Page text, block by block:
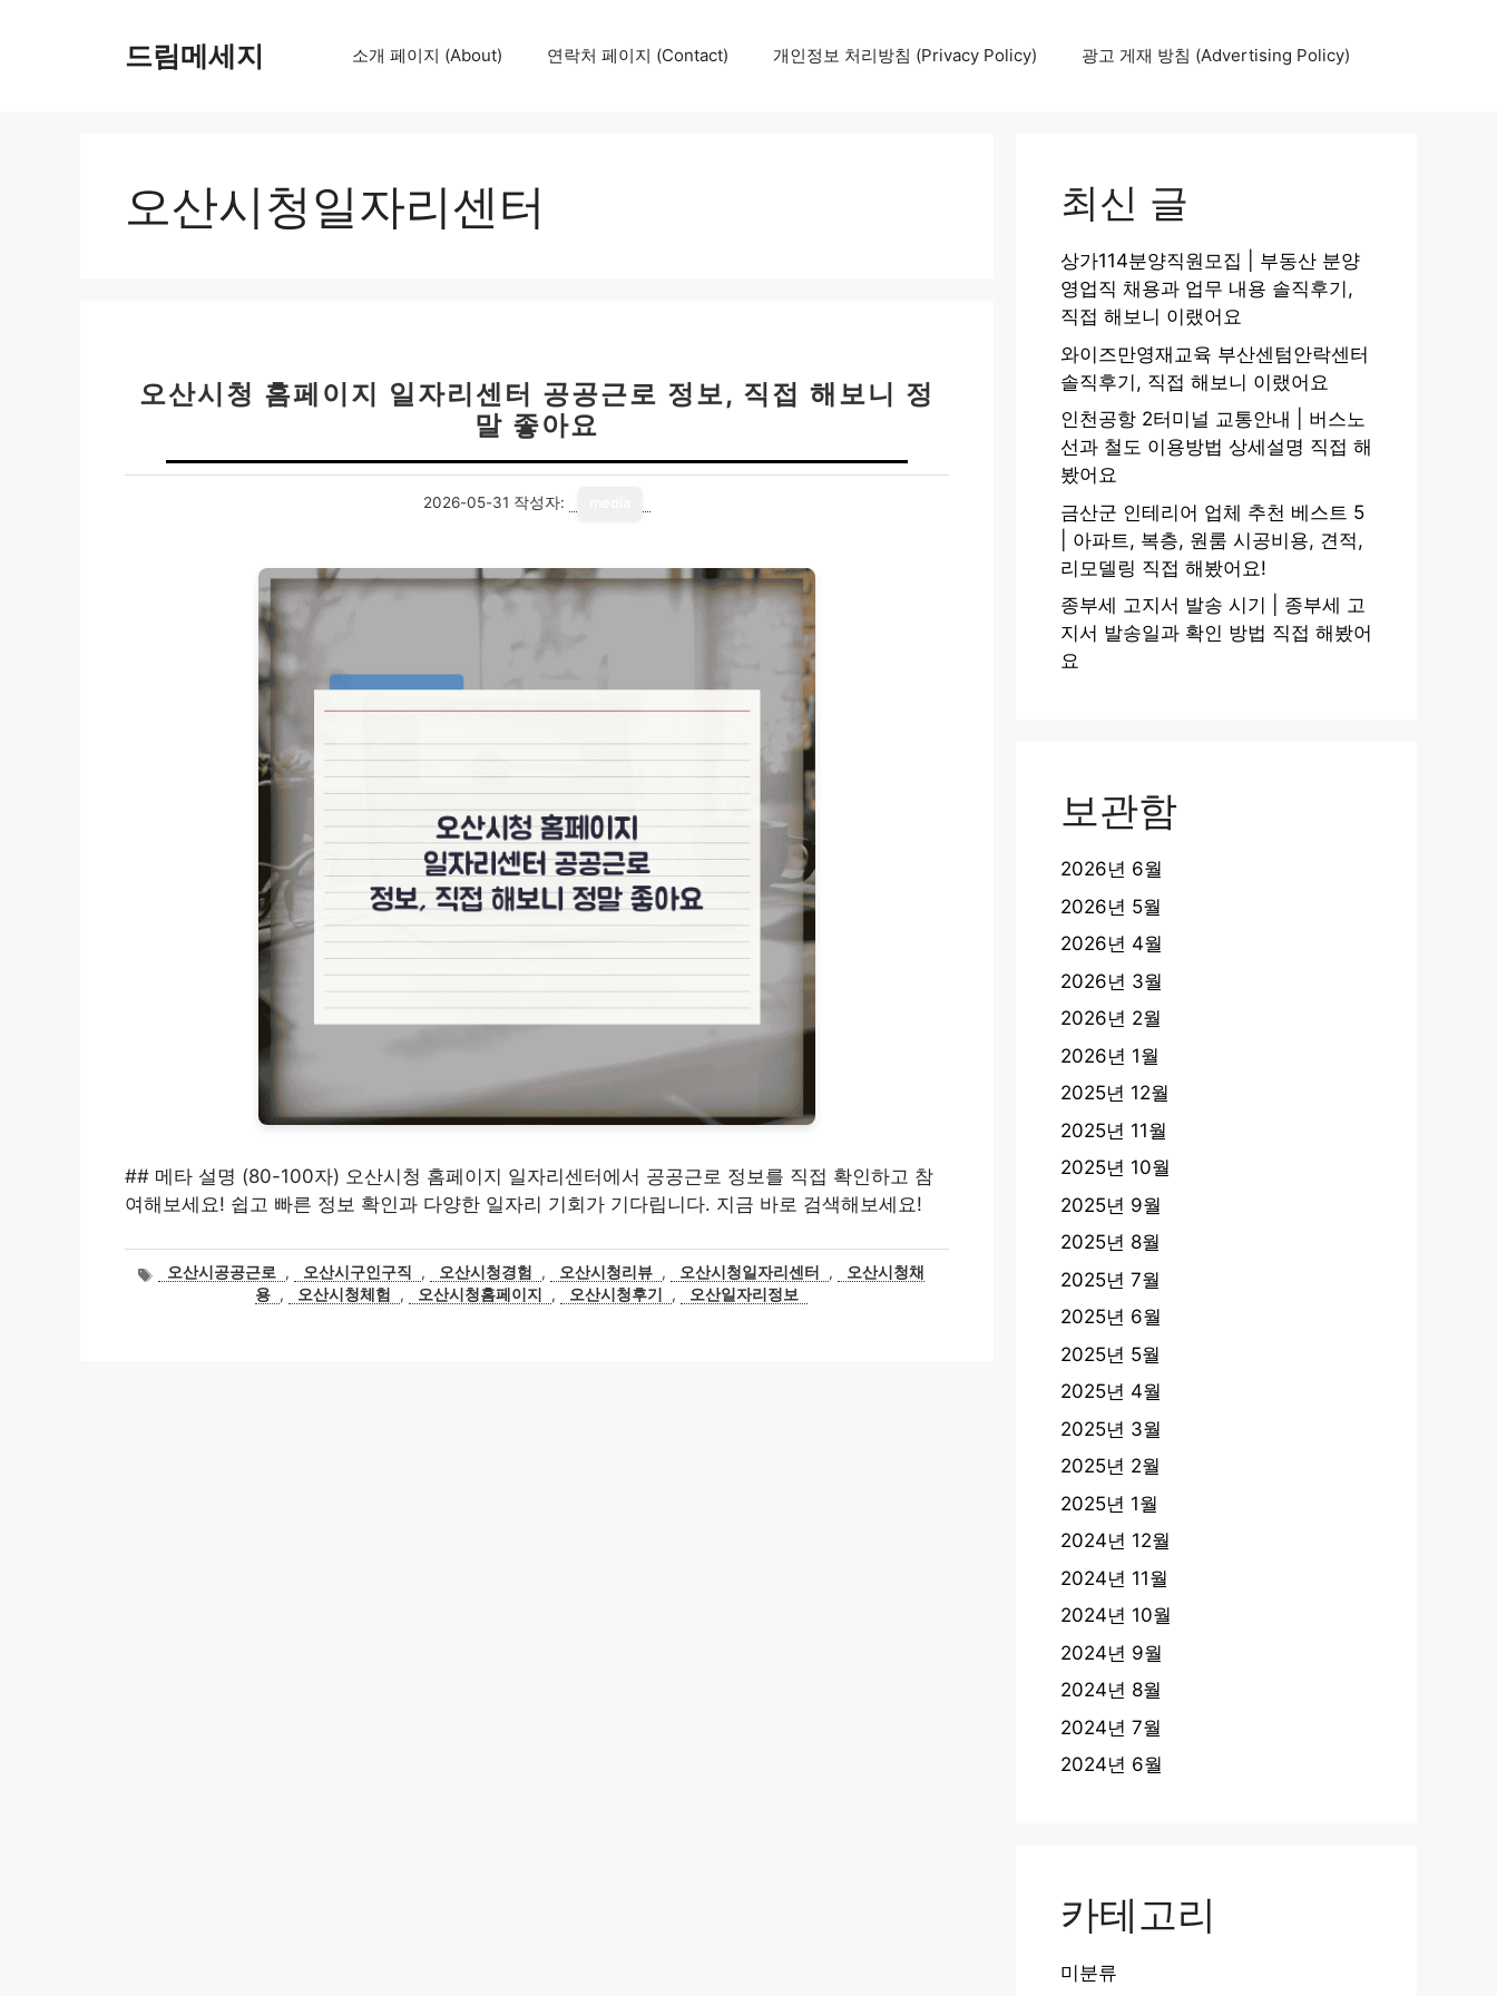
드림메세지 소개 페이지 (About) 연락처 페이지 (Contact) 개인정보 처리방침 (Privacy Policy) 광고 게재 방침 (Advertising Policy)
오산시청일자리센터
오산시청 홈페이지 일자리센터 공공근로 정보, 직접 해보니 정
말 좋아요
2026-05-31 작성자:
## 메타 설명 (80-100자) 오산시청 홈페이지 일자리센터에서 공공근로 정보를 직접 확인하고 참
여해보세요! 쉽고 빠른 정보 확인과 다양한 일자리 기회가 기다립니다. 지금 바로 검색해보세요!
태오산시공공근로 , 오산시구인구직 , 오산시청경험 , 오산시청리뷰 , 오산시청일자리센터 ,
오산시청채
용 , 오산시청체험 , 오산시청홈페이지 , 오산시청후기 , 오산일자리정보
최신 글
상가114분양직원모집 | 부동산 분양
영업직 채용과 업무 내용 솔직후기,
직접 해보니 이랬어요
와이즈만영재교육 부산센텀안락센터
솔직후기, 직접 해보니 이랬어요
인천공항 2터미널 교통안내 | 버스노
선과 철도 이용방법 상세설명 직접 해
봤어요
금산군 인테리어 업체 추천 베스트 5
| 아파트, 복층, 원룸 시공비용, 견적,
리모델링 직접 해봤어요!
종부세 고지서 발송 시기 | 종부세 고
지서 발송일과 확인 방법 직접 해봤어
요
보관함
2026년 6월
2026년 5월
2026년 4월
2026년 3월
2026년 2월
2026년 1월
2025년 12월
2025년 11월
2025년 10월
2025년 9월
2025년 8월
2025년 7월
2025년 6월
2025년 5월
2025년 4월
2025년 3월
2025년 2월
2025년 1월
2024년 12월
2024년 11월
2024년 10월
2024년 9월
2024년 8월
2024년 7월
2024년 6월
카테고리
미분류